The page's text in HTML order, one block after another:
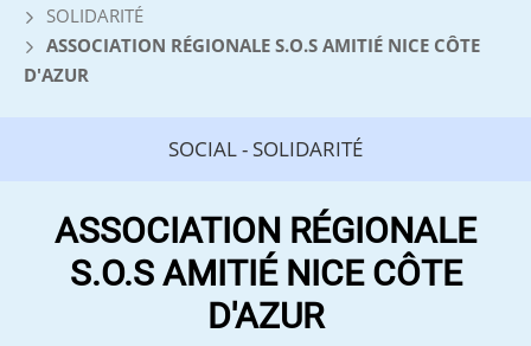
SOLIDARITÉ
ASSOCIATION RÉGIONALE S.O.S AMITIÉ NICE CÔTE
D'AZUR
SOCIAL - SOLIDARITÉ
ASSOCIATION RÉGIONALE
S.O.S AMITIÉ NICE CÔTE
D'AZUR